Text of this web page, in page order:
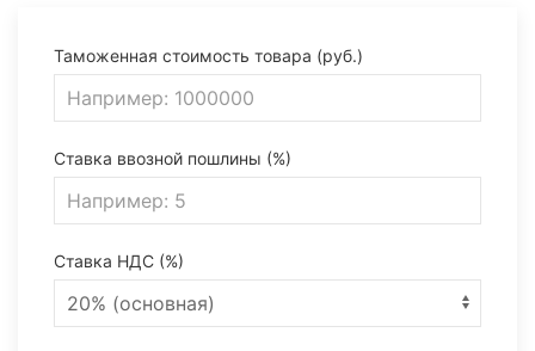
Таможенная стоимость товара (руб.)
Ставка ввозной пошлины (%)
Ставка НДС (%)